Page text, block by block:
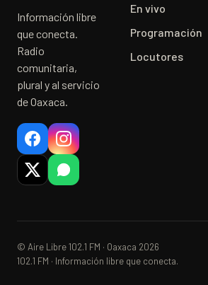
Información libre
que conecta.
Radio
comunitaria,
plural y al servicio
de Oaxaca.
En vivo
Programación
Locutores
© Aire Libre 102.1 FM · Oaxaca 2026
102.1 FM · Información libre que conecta.